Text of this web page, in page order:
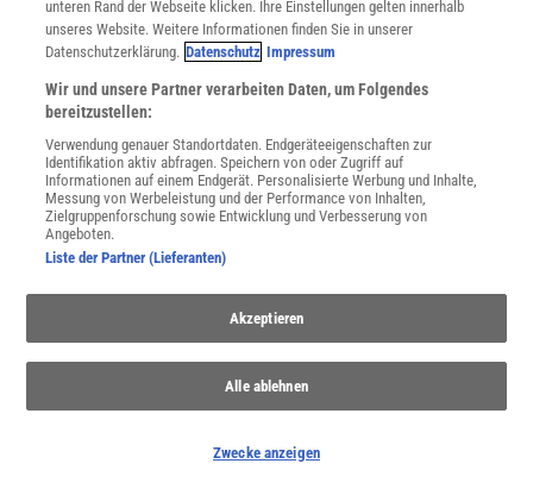
»DER INTELLIGENTE KOSMOS«
Kopfkino vom Allerfeinsten
Wer sich mit Rüdiger Vaas auf die Suche nach anderen
Intelligenzen als der menschlichen begibt, darf sich auf eine
kluge und packende Darstellung des Themas freuen. Eine
unteren Rand der Webseite klicken. Ihre Einstellungen gelten innerhalb
unseres Website. Weitere Informationen finden Sie in unserer
Datenschutzerklärung. Datenschutz Impressum
Wir und unsere Partner verarbeiten Daten, um Folgendes
bereitzustellen:
Verwendung genauer Standortdaten. Endgeräteeigenschaften zur
Identifikation aktiv abfragen. Speichern von oder Zugriff auf
Informationen auf einem Endgerät. Personalisierte Werbung und Inhalte,
Messung von Werbeleistung und der Performance von Inhalten,
Zielgruppenforschung sowie Entwicklung und Verbesserung von
Angeboten.
Liste der Partner (Lieferanten)
Akzeptieren
Alle ablehnen
Zwecke anzeigen